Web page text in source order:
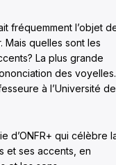
fréquemment l’objet
Mais quelles sont les
La plus grande
des voyelles.
à l’Université de
d’ONFR+ qui célèbre
et ses accents, en